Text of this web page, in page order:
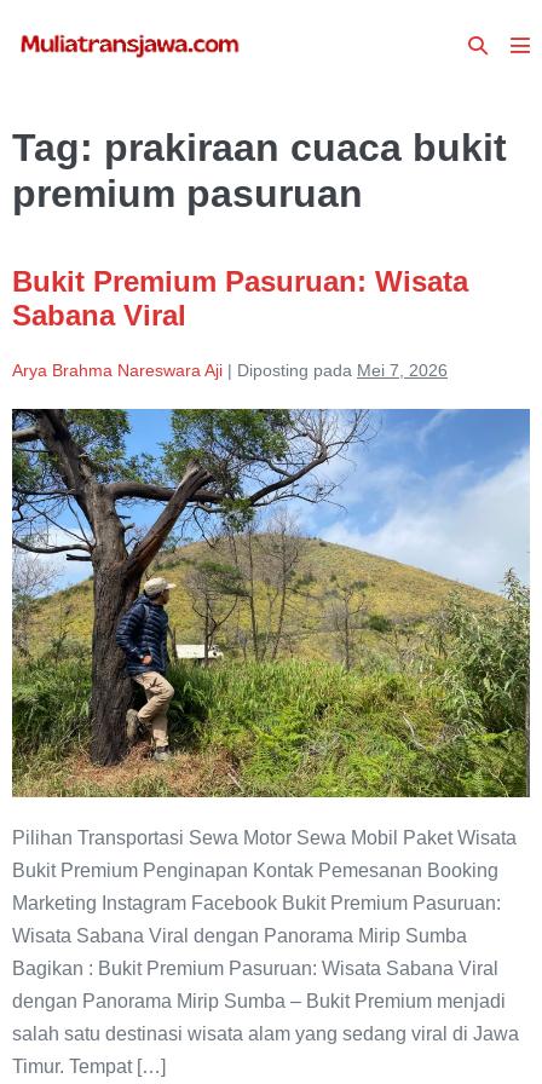
Toggle
Tag: prakiraan cuaca bukit
premium pasuruan
Bukit Premium Pasuruan: Wisata
Sabana Viral
Arya Brahma Nareswara Aji | Diposting pada Mei 7, 2026
Bukit
Premium
Pasuruan:
Wisata
Sabana
Viral
Pilihan Transportasi Sewa Motor Sewa Mobil Paket Wisata
Bukit Premium Penginapan Kontak Pemesanan Booking
Marketing Instagram Facebook Bukit Premium Pasuruan:
Wisata Sabana Viral dengan Panorama Mirip Sumba
Bagikan : Bukit Premium Pasuruan: Wisata Sabana Viral
dengan Panorama Mirip Sumba – Bukit Premium menjadi
salah satu destinasi wisata alam yang sedang viral di Jawa
Timur. Tempat […]